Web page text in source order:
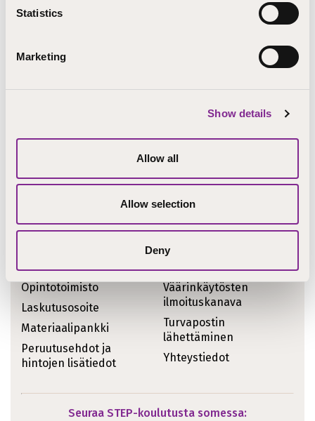
Statistics
Marketing
Show details
Allow all
Allow selection
Deny
Kirjoitukset
Meistä sanottua
Tapahtumat
Uutiskirje
Opintotoimisto
Laskutusosoite
Materiaalipankki
Peruutusehdot ja
hintojen lisätiedot
Väärinkäytösten
ilmoituskanava
Turvapostin
lähettäminen
Yhteystiedot
Seuraa STEP-koulutusta somessa: